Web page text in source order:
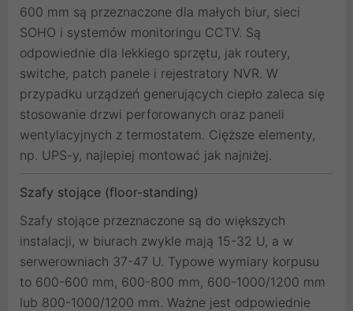
600 mm są przeznaczone dla małych biur, sieci
SOHO i systemów monitoringu CCTV. Są
odpowiednie dla lekkiego sprzętu, jak routery,
switche, patch panele i rejestratory NVR. W
przypadku urządzeń generujących ciepło zaleca się
stosowanie drzwi perforowanych oraz paneli
wentylacyjnych z termostatem. Cięższe elementy,
np. UPS-y, najlepiej montować jak najniżej.
Szafy stojące (floor-standing)
Szafy stojące przeznaczone są do większych
instalacji, w biurach zwykle mają 15-32 U, a w
serwerowniach 37-47 U. Typowe wymiary korpusu
to 600-600 mm, 600-800 mm, 600-1000/1200 mm
lub 800-1000/1200 mm. Ważne jest odpowiednie